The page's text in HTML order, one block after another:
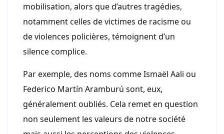
mobilisation, alors que d’autres tragédies,
notamment celles de victimes de racisme ou
de violences policières, témoignent d’un
silence complice.
Par exemple, des noms comme Ismaël Aali ou
Federico Martín Aramburú sont, eux,
généralement oubliés. Cela remet en question
non seulement les valeurs de notre société